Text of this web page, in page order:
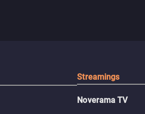
Streamings
Noverama TV